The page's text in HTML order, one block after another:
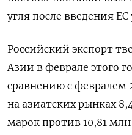
угля после введения ЕС
Российский экспорт
Азии в феврале этого
сравнению с февралем
на азиатских рынках
марок против 10,81